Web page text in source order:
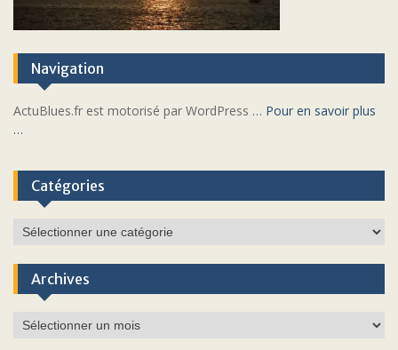
Navigation
ActuBlues.fr est motorisé par WordPress … Pour en savoir plus
…
Catégories
Catégories
Archives
Archives